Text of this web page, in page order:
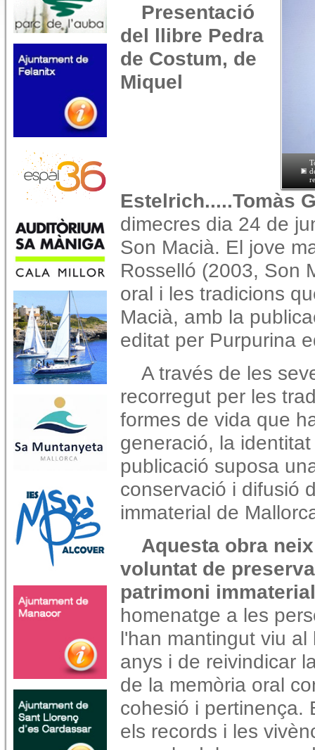
Presentació
del llibre Pedra
de Costum, de
Miquel
Estelrich.....Tomàs
dimecres dia 24 de
Son Macià. El jove
Rosselló (2003, Son
oral i les tradicions
Macià, amb la
editat per Purpurina
A través de les
recorregut per les
formes de vida que
generació, la
publicació suposa
conservació i difusió
immaterial de
Aquesta obra
voluntat de
patrimoni
homenatge a les
l'han mantingut viu al
anys i de reivindicar
de la memòria oral
cohesió i pertinença.
els records i les